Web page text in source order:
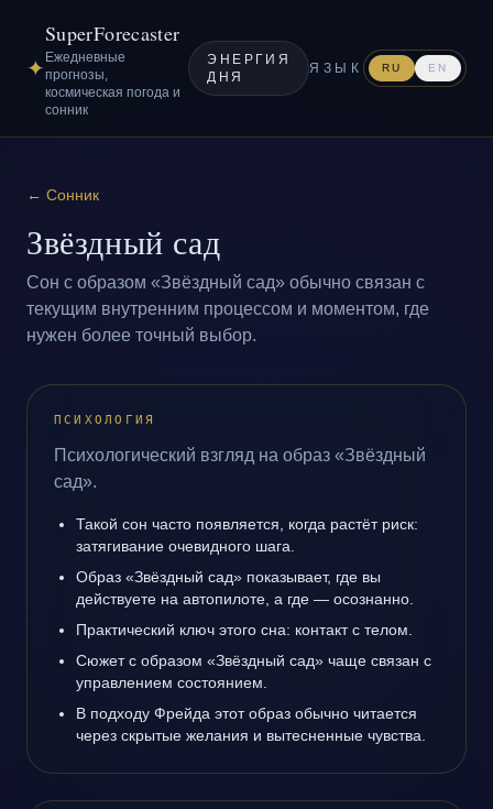
✦
SuperForecaster
Ежедневные
прогнозы,
космическая погода и
сонник
ЭНЕРГИЯ
ДНЯ
ЯЗЫК RU EN
← Сонник
Звёздный сад
Сон с образом «Звёздный сад» обычно связан с
текущим внутренним процессом и моментом, где
нужен более точный выбор.
ПСИХОЛОГИЯ
Психологический взгляд на образ «Звёздный
сад».
Такой сон часто появляется, когда растёт риск:
затягивание очевидного шага.
Образ «Звёздный сад» показывает, где вы
действуете на автопилоте, а где — осознанно.
Практический ключ этого сна: контакт с телом.
Сюжет с образом «Звёздный сад» чаще связан с
управлением состоянием.
В подходу Фрейда этот образ обычно читается
через скрытые желания и вытесненные чувства.